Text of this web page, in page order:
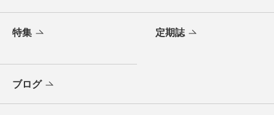
特集 定期誌
ブログ